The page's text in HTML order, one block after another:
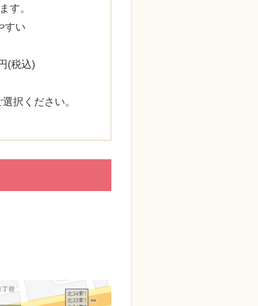
す。
すい
(税込)
択ください。